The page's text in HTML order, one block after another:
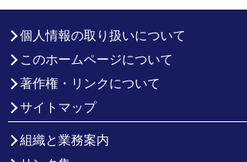
個人情報の取り扱いについて
このホームページについて
著作権・リンクについて
サイトマップ
組織と業務案内